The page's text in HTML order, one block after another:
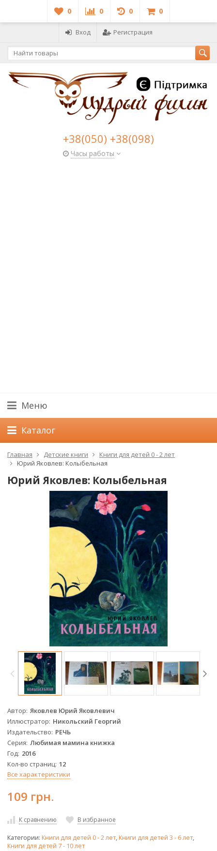
0 0 0 0
Вход Регистрация
+38(050) +38(098)
Часы работы
Меню
Каталог
Главная Детские книги
Книги для детей 0 - 2 лет
Юрий Яковлев: Колыбельная
Юрий Яковлев: Колыбельная
Автор Яковлев Юрий Яковлевич
Иллюстратор Никольский Георгий
Издательство РЕЧЬ
Серия Любимая мамина книжка
Год 2016
Кол-во страниц 12
Все характеристики
109 грн.
К сравнению В избранное
Категории: Книги для детей 0 - 2 лет,Книги для детей 3 - 6 лет,
Книги для детей 7 - 10 лет